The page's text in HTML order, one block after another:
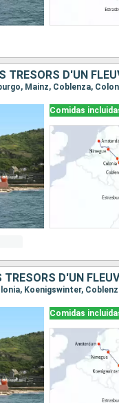
TRÉSORS D'UN
Mainz, Coblenza,
Comidas
D'UN
Koenigswinter,
Comidas